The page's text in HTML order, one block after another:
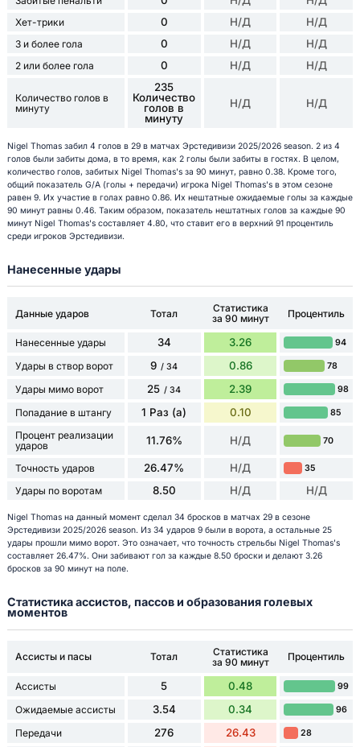
Хет-трики 0 Н/Д Н/Д
3 и более гола 0 Н/Д Н/Д
2 или более гола 0 Н/Д Н/Д
Количество голов в
минуту
235
Количество
голов в
минуту
Н/Д Н/Д
Nigel Thomas забил 4 голов в 29 в матчах Эрстедивизи 2025/2026 season. 2 из 4
голов были забиты дома, в то время, как 2 голы были забиты в гостях. В целом,
количество голов, забитых Nigel Thomas's за 90 минут, равно 0.38. Кроме того,
общий показатель G/A (голы + передачи) игрока Nigel Thomas's в этом сезоне
равен 9. Их участие в голах равно 0.86. Их нештатные ожидаемые голы за каждые
90 минут равны 0.46. Таким образом, показатель нештатных голов за каждые 90
минут Nigel Thomas's составляет 4.80, что ставит его в верхний 91 процентиль
среди игроков Эрстедивизи.
Нанесенные удары
Данные ударов Тотал
Статистика
за 90 минут
Процентиль
Нанесенные удары 34 3.26 94
Удары в створ ворот 9 / 34 0.86 78
Удары мимо ворот 25 / 34 2.39 98
Попадание в штангу 1 Раз (а) 0.10 85
Процент реализации
ударов
11.76% Н/Д 70
Точность ударов 26.47% Н/Д 35
Удары по воротам 8.50 Н/Д Н/Д
Nigel Thomas на данный момент сделал 34 бросков в матчах 29 в сезоне
Эрстедивизи 2025/2026 season. Из 34 ударов 9 были в ворота, а остальные 25
удары прошли мимо ворот. Это означает, что точность стрельбы Nigel Thomas's
составляет 26.47%. Они забивают гол за каждые 8.50 броски и делают 3.26
бросков за 90 минут на поле.
Статистика ассистов, пассов и образования голевых
моментов
Ассисты и пасы Тотал
Статистика
за 90 минут
Процентиль
Ассисты 5 0.48 99
Ожидаемые ассисты 3.54 0.34 96
Передачи 276 26.43 28